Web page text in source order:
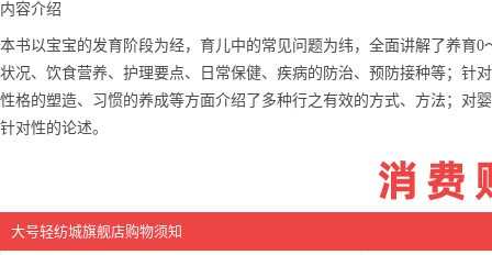
内容介绍
本书以宝宝的发育阶段为经，育儿中的常见问题为纬，全面讲解了养育
状况、饮食营养、护理要点、日常保健、疾病的防治、预防接种等；针
性格的塑造、习惯的养成等方面介绍了多种行之有效的方式、方法；对
针对性的论述。
大号轻纺城旗舰店购物须知